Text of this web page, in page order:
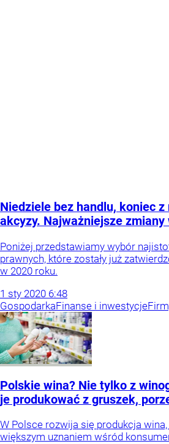
Niedziele bez handlu, koniec
akcyzy. Najważniejsze zmiany
Poniżej przedstawiamy wybór
prawnych, które zostały już
w 2020 roku.
1 sty 2020 6:48
GospodarkaFinanse i inwestycje
Polskie wina? Nie tylko z
je produkować z gruszek,
W Polsce rozwija się produkcja
większym uznaniem wśród